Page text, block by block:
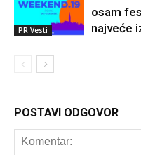
PR Vesti
osam
najveće
POSTAVI ODGOVOR